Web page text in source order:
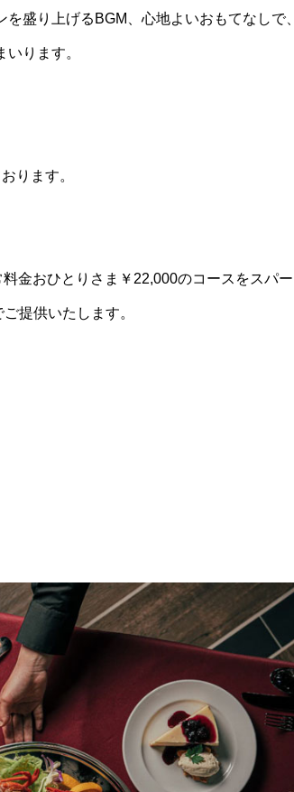
盛り上げるBGM、心地よいおもてなしで、
ります。
ります。
金おひとりさま￥22,000のコースをスパー
提供いたします。